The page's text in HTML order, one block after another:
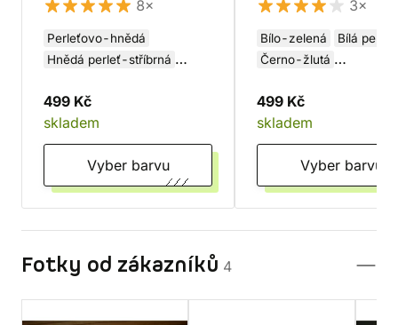
8×
Perleťovo-hnědá
Hnědá perleť-stříbrná
Černo-stříbrná
Šedo-měděná
499 Kč
skladem
Vyber barvu
3×
Bílo-zelená
Bílá
Černo-žlutá
499 Kč
skladem
Vyber barvu
Fotky od zákazníků 4